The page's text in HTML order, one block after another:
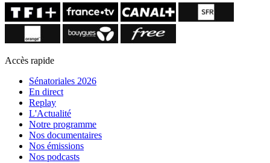
Accès rapide
Sénatoriales 2026
En direct
Replay
L'Actualité
Notre programme
Nos documentaires
Nos émissions
Nos podcasts